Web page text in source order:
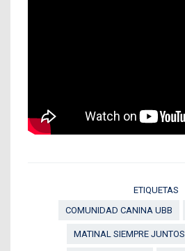
ETIQUETAS
COMUNIDAD CANINA UBB
MATINAL SIEMPRE JUNTOS